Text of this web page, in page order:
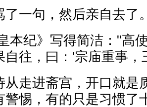
了一句，然后亲自去了
皇本纪》写得简洁："高
自往，曰：'宗庙重事，
从走进斋宫，开口就是
警惕，有的只是习惯了